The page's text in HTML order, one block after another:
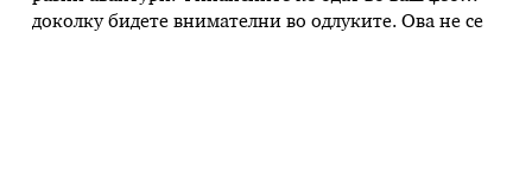
доколку бидете внимателни во одлуките. Ова не се